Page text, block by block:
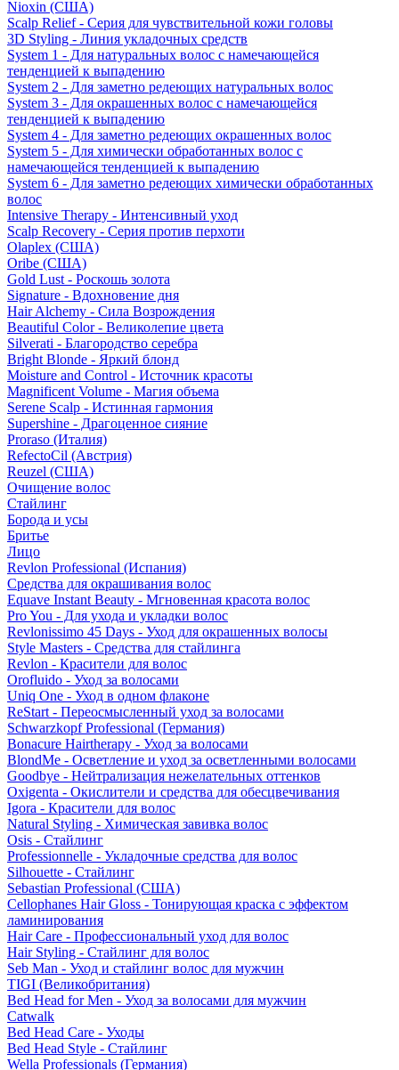
Nioxin (США)
Scalp Relief - Серия для чувствительной кожи головы
3D Styling - Линия укладочных средств
System 1 - Для натуральных волос с намечающейся
тенденцией к выпадению
System 2 - Для заметно редеющих натуральных волос
System 3 - Для окрашенных волос с намечающейся
тенденцией к выпадению
System 4 - Для заметно редеющих окрашенных волос
System 5 - Для химически обработанных волос с
намечающейся тенденцией к выпадению
System 6 - Для заметно редеющих химически обработанных
волос
Intensive Therapy - Интенсивный уход
Scalp Recovery - Серия против перхоти
Olaplex (США)
Oribe (США)
Gold Lust - Роскошь золота
Signature - Вдохновение дня
Hair Alchemy - Сила Возрождения
Beautiful Color - Великолепие цвета
Silverati - Благородство серебра
Bright Blonde - Яркий блонд
Moisture and Control - Источник красоты
Magnificent Volume - Магия объема
Serene Scalp - Истинная гармония
Supershine - Драгоценное сияние
Proraso (Италия)
RefectoCil (Австрия)
Reuzel (США)
Очищение волос
Стайлинг
Борода и усы
Бритье
Лицо
Revlon Professional (Испания)
Средства для окрашивания волос
Equave Instant Beauty - Мгновенная красота волос
Pro You - Для ухода и укладки волос
Revlonissimo 45 Days - Уход для окрашенных волосы
Style Masters - Средства для стайлинга
Revlon - Красители для волос
Orofluido - Уход за волосами
Uniq One - Уход в одном флаконе
ReStart - Переосмысленный уход за волосами
Schwarzkopf Professional (Германия)
Bonacure Hairtherapy - Уход за волосами
BlondMe - Осветление и уход за осветленными волосами
Goodbye - Нейтрализация нежелательных оттенков
Oxigenta - Окислители и средства для обесцвечивания
Igora - Красители для волос
Natural Styling - Химическая завивка волос
Osis - Стайлинг
Professionnelle - Укладочные средства для волос
Silhouette - Стайлинг
Sebastian Professional (США)
Cellophanes Hair Gloss - Тонирующая краска с эффектом
ламинирования
Hair Care - Профессиональный уход для волос
Hair Styling - Стайлинг для волос
Seb Man - Уход и стайлинг волос для мужчин
TIGI (Великобритания)
Bed Head for Men - Уход за волосами для мужчин
Catwalk
Bed Head Care - Уходы
Bed Head Style - Стайлинг
Wella Professionals (Германия)